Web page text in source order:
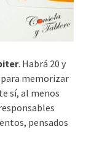
. Habrá 20 y
memorizar
sí, al menos
pensados